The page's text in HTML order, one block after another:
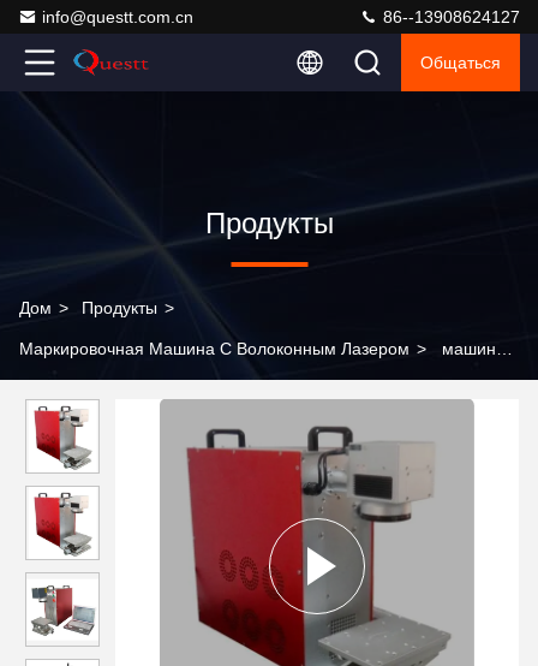
info@questt.com.cn 86--13908624127
Общаться
Продукты
Дом > Продукты >
Маркировочная Машина С Волоконным Лазером > машина